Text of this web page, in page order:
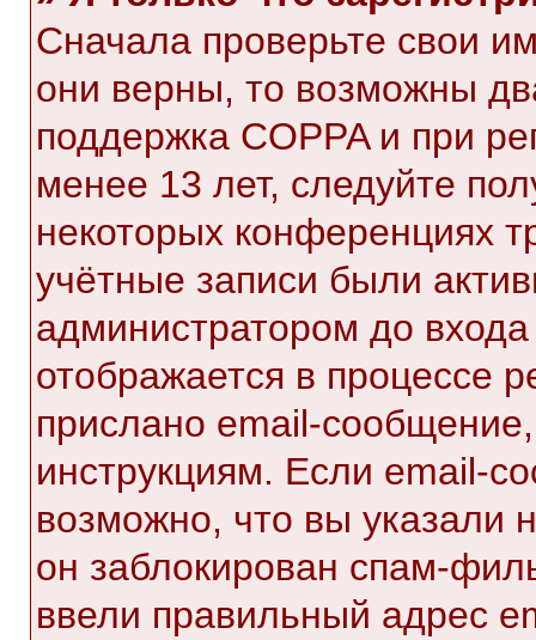
Сначала проверьте свои
они верны, то возможны
поддержка COPPA и при
менее 13 лет, следуйте
некоторых конференциях
учётные записи были
администратором до
отображается в процессе
прислано email-
инструкциям. Если email-
возможно, что вы указали
он заблокирован спам-
ввели правильный адрес